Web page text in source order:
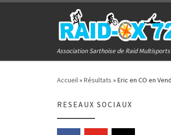
Association Sarthoise de Raid Multisports
Accueil»Résultats »Eric en CO en
RESEAUX SOCIAUX